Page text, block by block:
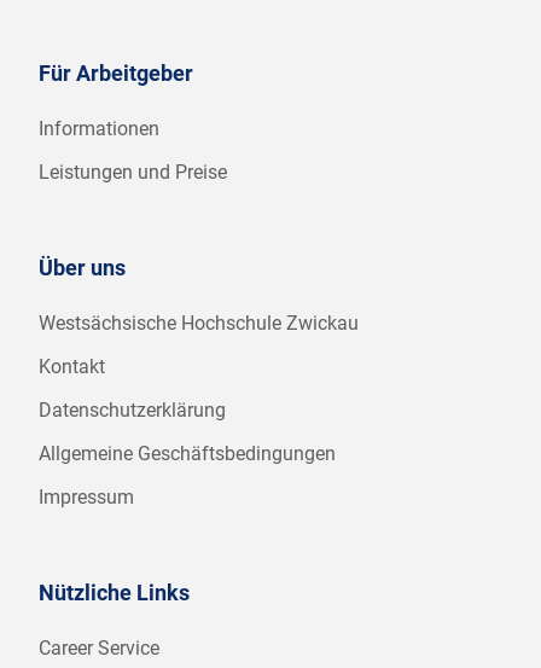
Für Arbeitgeber
Informationen
Leistungen und Preise
Über uns
Westsächsische Hochschule Zwickau
Kontakt
Datenschutzerklärung
Allgemeine Geschäftsbedingungen
Impressum
Nützliche Links
Career Service